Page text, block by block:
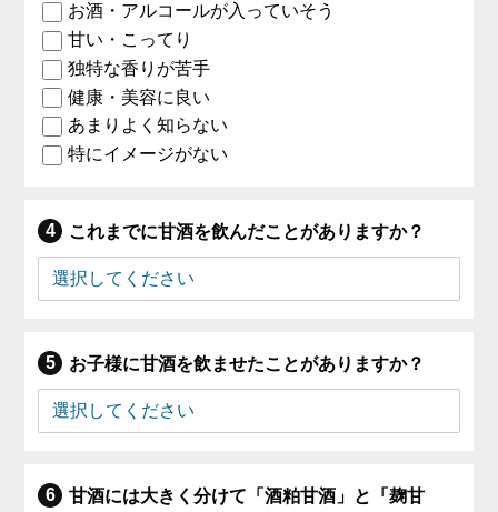
お酒・アルコールが入っていそう
甘い・こってり
独特な香りが苦手
健康・美容に良い
あまりよく知らない
特にイメージがない
これまでに甘酒を飲んだことがありますか？
お子様に甘酒を飲ませたことがありますか？
甘酒には大きく分けて「酒粕甘酒」と「麹甘